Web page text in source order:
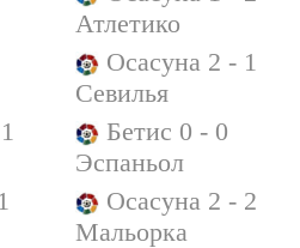
Атлетико
Осасуна 2 - 1
Севилья
Бетис 0 - 0
Эспаньол
Осасуна 2 - 2
Мальорка